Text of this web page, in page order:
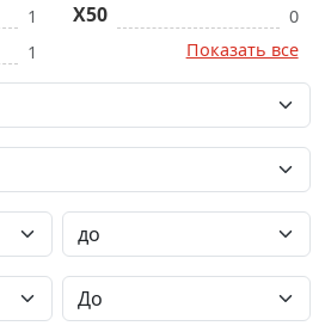
1
1
X50
0
Показать все